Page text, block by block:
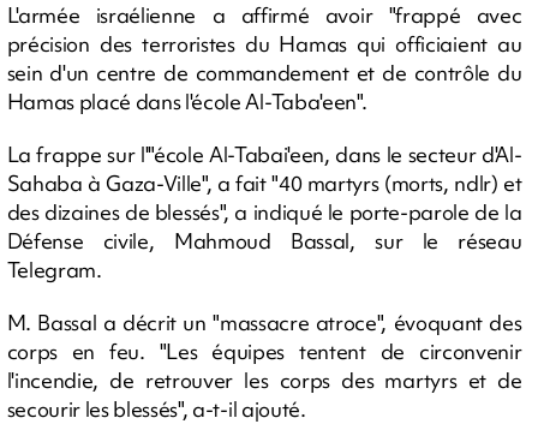
L'armée israélienne a affirmé avoir "frappé avec
précision des terroristes du Hamas qui officiaient au
sein d'un centre de commandement et de contrôle du
Hamas placé dans l'école Al-Taba'een".
La frappe sur l'"école Al-Tabai'een, dans le secteur d'Al-
Sahaba à Gaza-Ville", a fait "40 martyrs (morts, ndlr) et
des dizaines de blessés", a indiqué le porte-parole de la
Défense civile, Mahmoud Bassal, sur le réseau
Telegram.
M. Bassal a décrit un "massacre atroce", évoquant des
corps en feu. "Les équipes tentent de circonvenir
l'incendie, de retrouver les corps des martyrs et de
secourir les blessés", a-t-il ajouté.